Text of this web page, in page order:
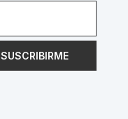
SUSCRIBIRME